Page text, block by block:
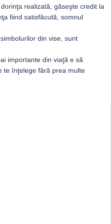
realizată, găseşte credit la
fiind satisfăcută, somnul
din vise, sunt
importante din viaţă e să
te înţelege fără prea multe